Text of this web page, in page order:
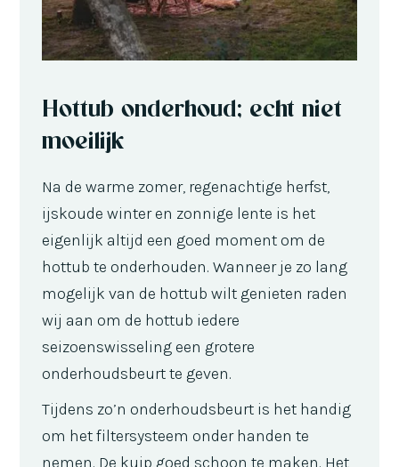
Hottub onderhoud; echt niet
moeilijk
Na de warme zomer, regenachtige herfst,
ijskoude winter en zonnige lente is het
eigenlijk altijd een goed moment om de
hottub te onderhouden. Wanneer je zo lang
mogelijk van de hottub wilt genieten raden
wij aan om de hottub iedere
seizoenswisseling een grotere
onderhoudsbeurt te geven.
Tijdens zo’n onderhoudsbeurt is het handig
om het filtersysteem onder handen te
nemen. De kuip goed schoon te maken. Het